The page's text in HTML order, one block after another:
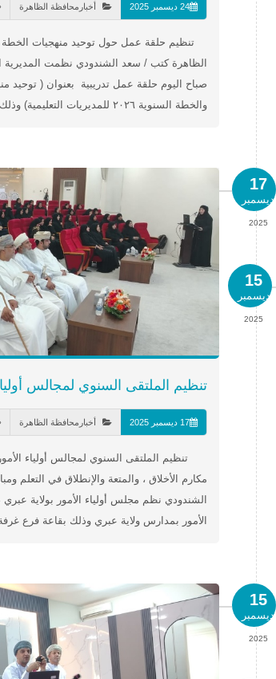
24 ديسمبر 2025 أخبارمحافظة الظاهرة
تنظيم حلقة عمل حول توحيد منهجيات الخطة
الظاهرة كتب / سعد الشندودي نظمت المديرية
صباح اليوم حلقة عمل تدريبية بعنوان ( توحيد
والخطة السنوية ٢٠٢٦ للمديريات التعليمية) وذلك برعاية الدكتور حكم بن سالم ...
17
ديسمبر
2025
تنظيم الملتقى السنوي لمجالس
17 ديسمبر 2025 أخبارمحافظة الظاهرة
تنظيم الملتقى السنوي لمجالس أولياء
مكارم الأخلاق ، والمتعة والإنطلاق في التعلم
الشندودي نظم مجلس أولياء الأمور بولاية
الأمور بمدارس ولاية عبري وذلك بقاعة فرع
15
ديسمبر
2025
15
ديسمبر
2025